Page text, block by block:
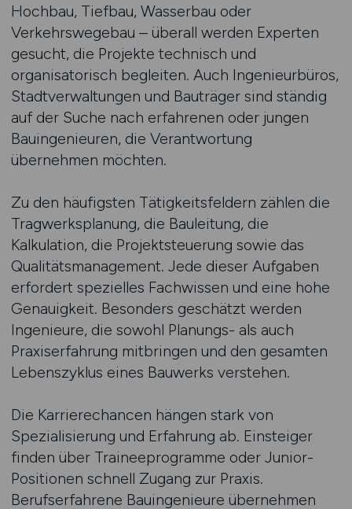
Hochbau, Tiefbau, Wasserbau oder
Verkehrswegebau – überall werden Experten
gesucht, die Projekte technisch und
organisatorisch begleiten. Auch Ingenieurbüros,
Stadtverwaltungen und Bauträger sind ständig
auf der Suche nach erfahrenen oder jungen
Bauingenieuren, die Verantwortung
übernehmen möchten.
Zu den häufigsten Tätigkeitsfeldern zählen die
Tragwerksplanung, die Bauleitung, die
Kalkulation, die Projektsteuerung sowie das
Qualitätsmanagement. Jede dieser Aufgaben
erfordert spezielles Fachwissen und eine hohe
Genauigkeit. Besonders geschätzt werden
Ingenieure, die sowohl Planungs- als auch
Praxiserfahrung mitbringen und den gesamten
Lebenszyklus eines Bauwerks verstehen.
Die Karrierechancen hängen stark von
Spezialisierung und Erfahrung ab. Einsteiger
finden über Traineeprogramme oder Junior-
Positionen schnell Zugang zur Praxis.
Berufserfahrene Bauingenieure übernehmen